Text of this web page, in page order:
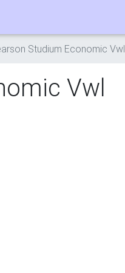
Studium Economic Vwl
Vwl